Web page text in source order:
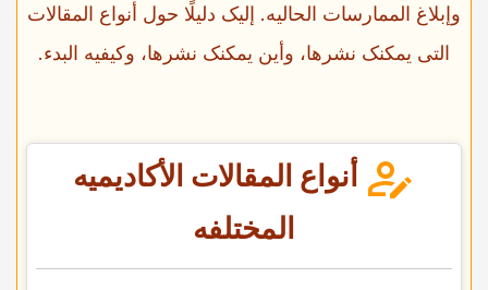
وإبلاغ الممارسات الحالیه. إلیک دلیلًا حول أنواع المقالات
التی یمکنک نشرها، وأین یمکنک نشرها، وکیفیه البدء.
أنواع المقالات الأکادیمیه
المختلفه